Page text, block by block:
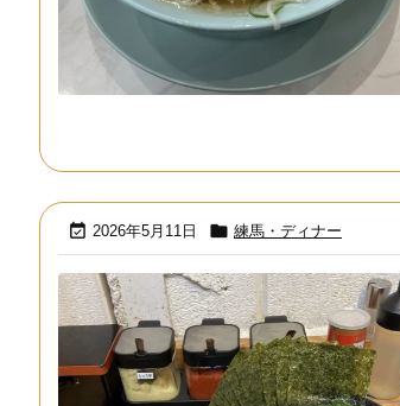
 2026年5月11日  練馬・ディナー